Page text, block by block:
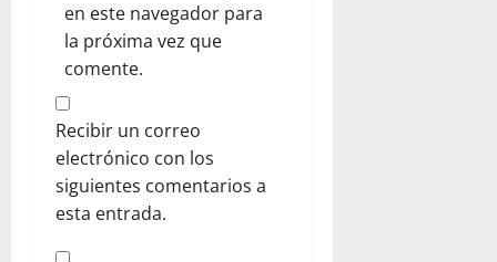
en este navegador para
la próxima vez que
comente.
Recibir un correo
electrónico con los
siguientes comentarios a
esta entrada.